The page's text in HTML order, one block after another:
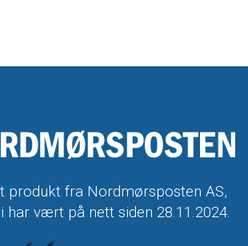
produkt fra Nordmørsposten AS,
har vært på nett siden 28.11.2024.